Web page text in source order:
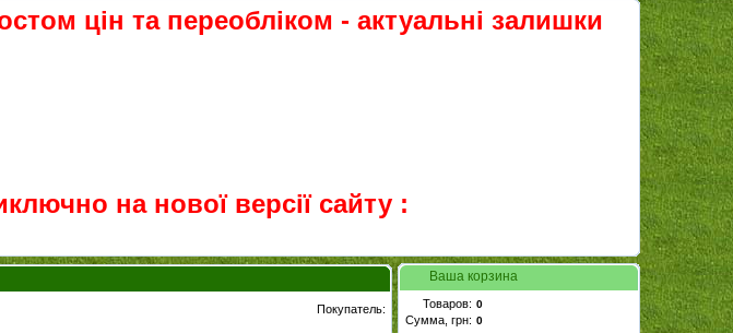
цін та переобліком - актуальні залишки
на нової версії сайту :
Покупатель:
Ваша корзина
Товаров:
Сумма, грн: